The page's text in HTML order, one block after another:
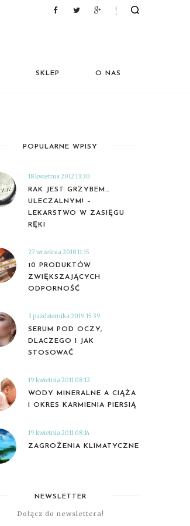
SKLEP O NAS
POPULARNE WPISY
18 kwietnia 2012 13:30
RAK JEST GRZYBEM…
ULECZALNYM! –
LEKARSTWO W ZASIĘGU
RĘKI
27 września 2018 11:15
10 PRODUKTÓW
ZWIĘKSZAJĄCYCH
ODPORNOŚĆ
3 października 2019 15:39
SERUM POD OCZY,
DLACZEGO I JAK
STOSOWAĆ
19 kwietnia 2011 08:12
WODY MINERALNE A CIĄŻA
I OKRES KARMIENIA PIERSIĄ
19 kwietnia 2011 08:14
ZAGROŻENIA KLIMATYCZNE
NEWSLETTER
Dołącz do newslettera!